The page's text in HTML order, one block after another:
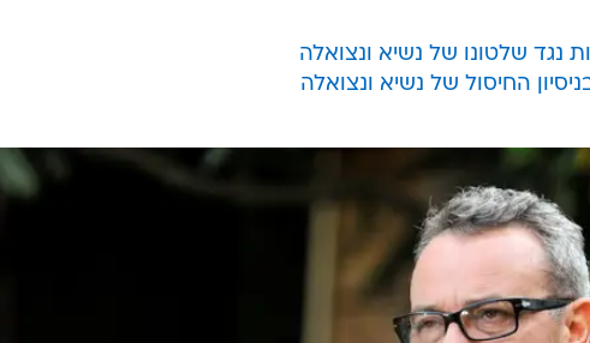
נגד שלטונו של נשיא ונצואלה
החיסול של נשיא ונצואלה